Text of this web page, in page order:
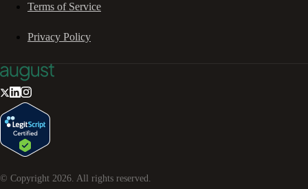
Terms of Service
Privacy Policy
© Copyright 2026 . All rights reserved.